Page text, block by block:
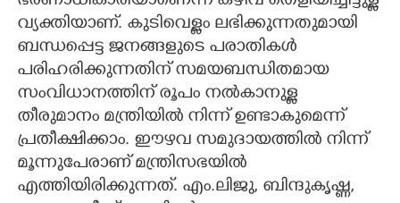
വ്യക്തിയാണ്. കുടിവെള്ളം ലഭിക്കുന്നതുമായി
ബന്ധപ്പെട്ട ജനങ്ങളുടെ പരാതികൾ
പരിഹരിക്കുന്നതിന് സമയബന്ധിതമായ
സംവിധാനത്തിന് രൂപം നൽകാനുള്ള
തീരുമാനം മന്ത്രിയിൽ നിന്ന് ഉണ്ടാകുമെന്ന്
പ്രതീക്ഷിക്കാം. ഇ‌ൗഴവ സമുദായത്തിൽ നിന്ന്
മൂന്നുപേരാണ് മന്ത്രിസഭയിൽ
എത്തിയിരിക്കുന്നത്. എം.ലിജു, ബിന്ദുകൃഷ്ണ,